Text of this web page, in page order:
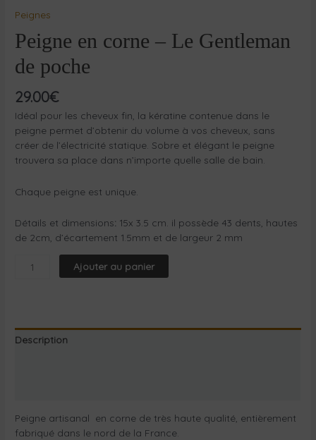
Peignes
Peigne en corne – Le Gentleman
de poche
29.00€
Idéal pour les cheveux fin, la kératine contenue dans le
peigne permet d’obtenir du volume à vos cheveux, sans
créer de l’électricité statique. Sobre et élégant le peigne
trouvera sa place dans n’importe quelle salle de bain.
Chaque peigne est unique.
Détails et dimensions: 15x 3.5 cm. il possède 43 dents, hautes
de 2cm, d’écartement 1.5mm et de largeur 2 mm
Ajouter au panier
Description
Peigne artisanal en corne de très haute qualité, entièrement
fabriqué dans le nord de la France.